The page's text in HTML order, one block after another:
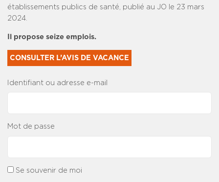
établissements publics de santé, publié au JO le 23 mars
2024.
Il propose seize emplois.
CONSULTER L’AVIS DE VACANCE
Identifiant ou adresse e-mail
Mot de passe
Se souvenir de moi